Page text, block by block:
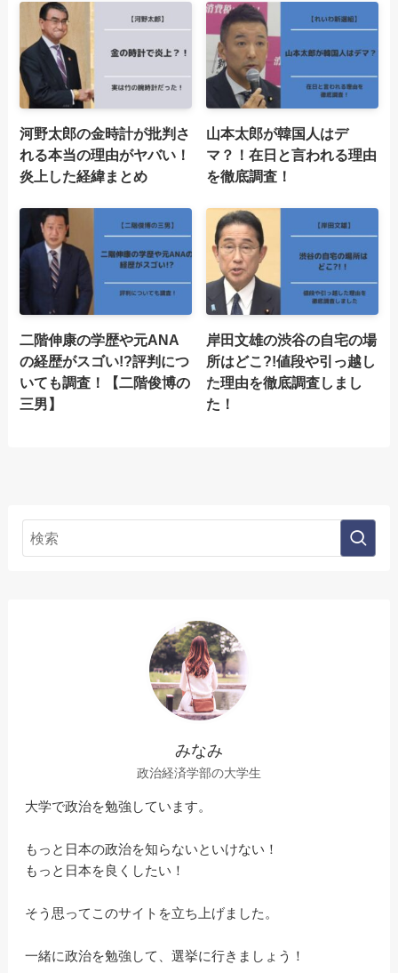
河野太郎の金時計が批判さ
れる本当の理由がヤバい！
炎上した経緯まとめ
山本太郎が韓国人はデ
マ？！在日と言われる理由
を徹底調査！
二階伸康の学歴や元ANA
の経歴がスゴい!?評判につ
いても調査！【二階俊博の
三男】
岸田文雄の渋谷の自宅の場
所はどこ?!値段や引っ越し
た理由を徹底調査しまし
た！
みなみ
政治経済学部の大学生
大学で政治を勉強しています。
もっと日本の政治を知らないといけない！
もっと日本を良くしたい！
そう思ってこのサイトを立ち上げました。
一緒に政治を勉強して、選挙に行きましょう！